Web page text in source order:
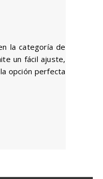
la categoría de
un fácil ajuste,
opción perfecta